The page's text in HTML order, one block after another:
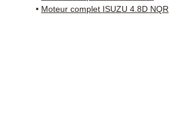
• Moteur complet ISUZU 4.8D NQR